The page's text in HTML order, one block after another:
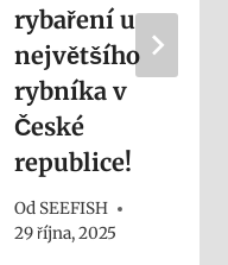
rybaření u
největšího
rybníka v
České
republice!
Od SEEFISH
29 října, 2025